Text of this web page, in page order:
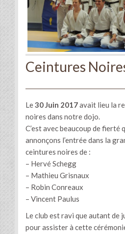
Ceintures
Le30 Juin 2017avait lieu la
noires dans notre dojo.
C’est avec beaucoup de fierté
annonçons l’entrée dans la
ceintures noires de :
– Hervé Schegg
– Mathieu Grisnaux
– Robin Conreaux
– Vincent Paulus
Le club est ravi que autant de
pour assister à cette